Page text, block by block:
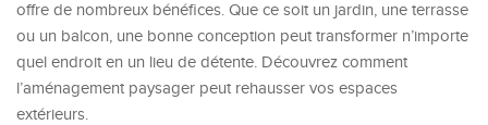
offre de nombreux bénéfices. Que ce soit un jardin, une terrasse
ou un balcon, une bonne conception peut transformer n’importe
quel endroit en un lieu de détente. Découvrez comment
l’aménagement paysager peut rehausser vos espaces
extérieurs.